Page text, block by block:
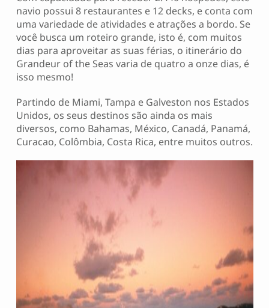
navio possui 8 restaurantes e 12 decks, e conta com
uma variedade de atividades e atrações a bordo. Se
você busca um roteiro grande, isto é, com muitos
dias para aproveitar as suas férias, o itinerário do
Grandeur of the Seas varia de quatro a onze dias, é
isso mesmo!
Partindo de Miami, Tampa e Galveston nos Estados
Unidos, os seus destinos são ainda os mais
diversos, como Bahamas, México, Canadá, Panamá,
Curacao, Colômbia, Costa Rica, entre muitos outros.